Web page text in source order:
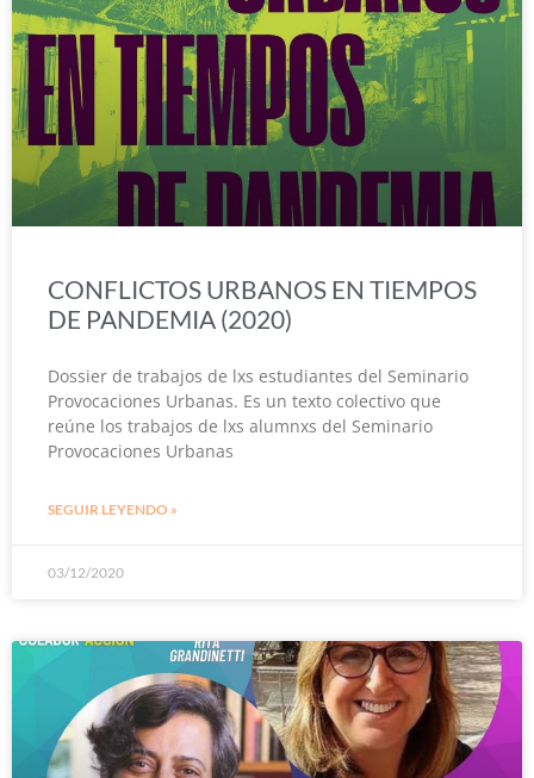
CONFLICTOS URBANOS EN TIEMPOS
DE PANDEMIA (2020)
Dossier de trabajos de lxs estudiantes del Seminario
Provocaciones Urbanas. Es un texto colectivo que
reúne los trabajos de lxs alumnxs del Seminario
Provocaciones Urbanas
SEGUIR LEYENDO »
03/12/2020